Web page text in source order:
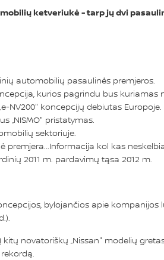
ketveriukė - tarp jų dvi
automobilių pasaulinės premjeros.
kurios pagrindu bus
„e-NV200" koncepcijų debiutas Europoje.
„NISMO" pristatymas.
sektoriuje.
premjera...Informacija kol kas
2011 m. pardavimų tąsa 2012 m.
bylojančios apie kompanijos
kitų novatoriškų „Nissan" modelių